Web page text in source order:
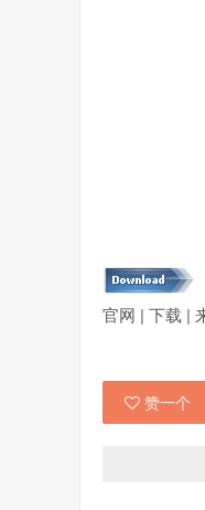
官网 | 下载 |
赞一个